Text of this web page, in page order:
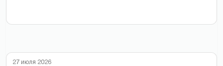
27 июля 2026